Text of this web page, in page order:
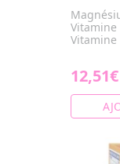
Vitamine
Vitamine
12,51€